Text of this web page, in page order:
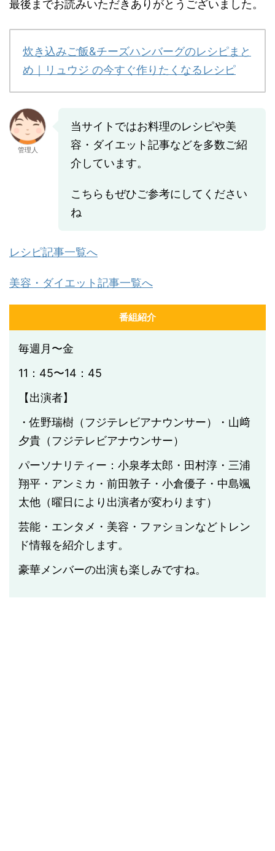
最後までお読みいただきありがとうございました。
炊き込みご飯&チーズハンバーグのレシピまと
め｜リュウジ の今すぐ作りたくなるレシピ
管理人
当サイトではお料理のレシピや美
容・ダイエット記事などを多数ご紹
介しています。
こちらもぜひご参考にしてください
ね
レシピ記事一覧へ
美容・ダイエット記事一覧へ
番組紹介
毎週月〜金
11：45〜14：45
【出演者】
・佐野瑞樹（フジテレビアナウンサー）・山﨑
夕貴（フジテレビアナウンサー）
パーソナリティー：小泉孝太郎・田村淳・三浦
翔平・アンミカ・前田敦子・小倉優子・中島颯
太他（曜日により出演者が変わります）
芸能・エンタメ・美容・ファションなどトレン
ド情報を紹介します。
豪華メンバーの出演も楽しみですね。